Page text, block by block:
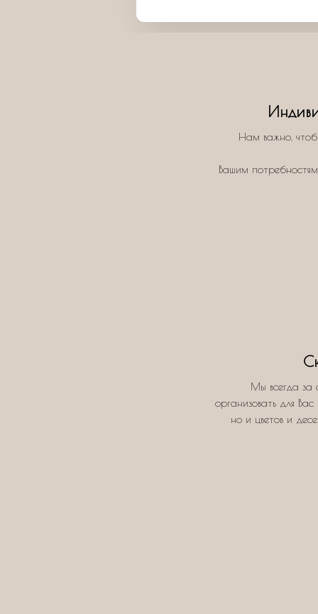
Нам важно,
Вашим
Мы всегда за
организовать для
но и цветов и